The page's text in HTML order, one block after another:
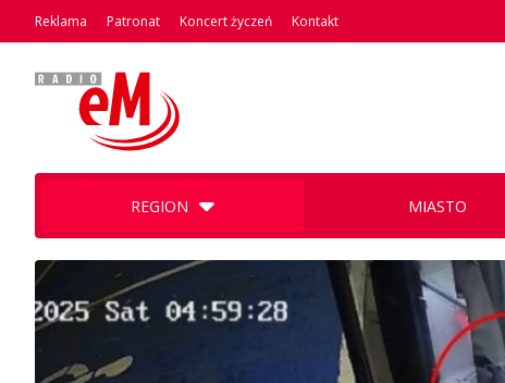
Reklama Patronat Koncert życzeń Kontakt
REGION MIASTO